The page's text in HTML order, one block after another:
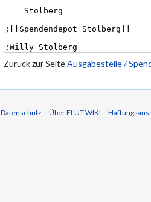
Zurück zur SeiteAusgabestelle /
Datenschutz Über FLUT WIKI